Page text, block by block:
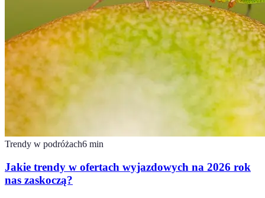
Trendy w podróżach6 min
Jakie trendy w ofertach wyjazdowych na 2026 rok
nas zaskoczą?